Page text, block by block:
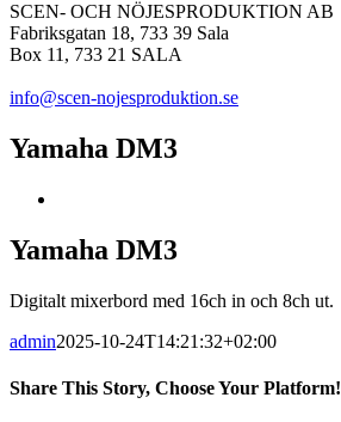
SCEN- OCH NÖJESPRODUKTION AB
Fabriksgatan 18, 733 39 Sala
Box 11, 733 21 SALA
info@scen-nojesproduktion.se
Yamaha DM3
bild
Yamaha DM3
Digitalt mixerbord med 16ch in och 8ch ut.
admin2025-10-24T14:21:32+02:00
Share This Story, Choose Your Platform!